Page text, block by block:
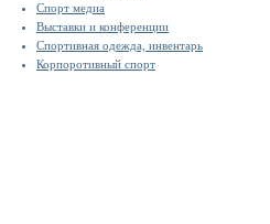
Спорт медиа
Выставки и конференции
Спортивная одежда, инвентарь
Корпоротивный спорт